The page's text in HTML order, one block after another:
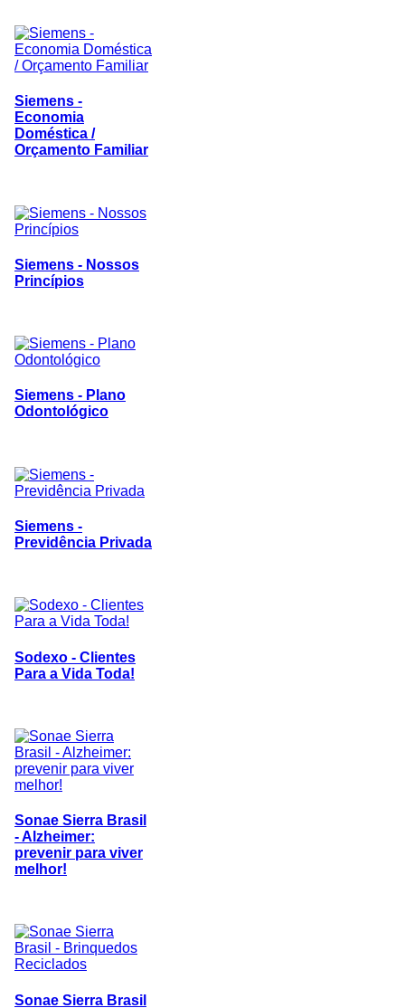
Siemens -
Economia
Doméstica /
Orçamento Familiar
Siemens - Nossos
Princípios
Siemens - Plano
Odontológico
Siemens -
Previdência Privada
Sodexo - Clientes
Para a Vida Toda!
Sonae Sierra Brasil
- Alzheimer:
prevenir para viver
melhor!
Sonae Sierra Brasil